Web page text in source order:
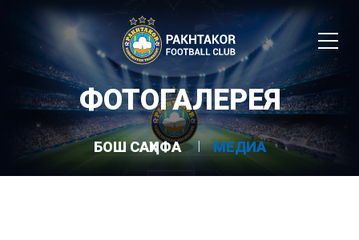
ФОТОГАЛЕРЕЯ
БОШ САҲИФА МЕДИА